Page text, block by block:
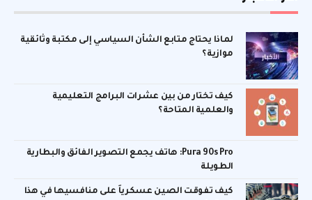
لماذا يحتاج متابع الشأن السياسي إلى مكتبة وثائقية
موازية؟
كيف تختار من بين عشرات البرامج التعليمية
والعلمية المتاحة؟
Pura 90s Pro: هاتف يجمع التصوير الفائق والبطارية
الطويلة
كيف تفوقت الصين عسكرياً على منافسيها في هذا